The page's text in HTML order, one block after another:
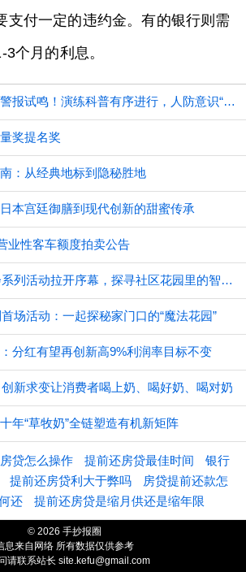
支付一定的违约金。有的银行则需
个月的利息。
今天，上海全市防空警报试鸣！演练科普有序进行，人防意识“声入人心”
奖提名奖
：从经典地标到隐秘胜地
本宫廷御膳到现代创新的甜蜜传承
业性客车额度拍卖公告
2025世界城市日社会系列活动拉开序幕，探寻社区花园里的智慧应用
场活动：一起探秘家门口的“魔法花园”
分红有望再创新高9%利润率目标不变
新求变让消费者喝上奶、喝好奶、喝对奶
年“草牧奶”全链塑造有机新矩阵
贷怎么操作 提前还房贷最佳时间
银行
提前还房贷利大于弊吗
房贷提前还款怎
还
提前还房贷是缩月供还是缩年限
© 2026 手抄报圈
息来自网络 所有数据仅供参考
请联系站长 site.kefu@gmail.com